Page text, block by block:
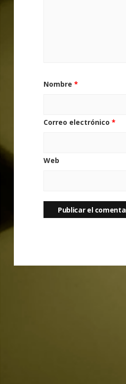
Nombre *
Correo electrónico *
Web